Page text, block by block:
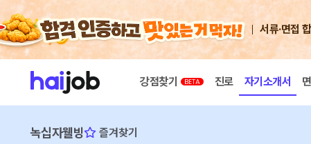
서류·면접
강점찾기 진로 자기소개서
녹십자웰빙 즐겨찾기